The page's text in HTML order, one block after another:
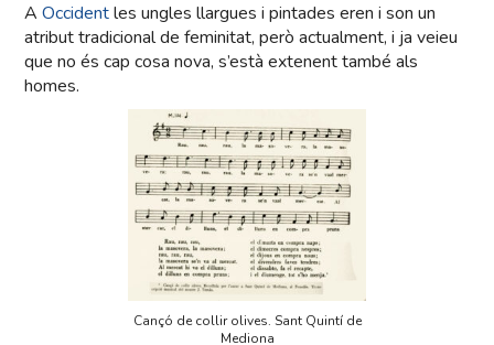
AOccidentles ungles llargues i pintades eren i son un
atribut tradicional de feminitat, però actualment, i ja veieu
que no és cap cosa nova, s’està extenent també als
homes.
Cançó de collir olives. Sant Quintí de
Mediona